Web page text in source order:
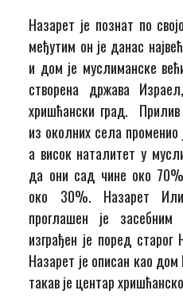
Назарет је познат по
међутим он је данас
и дом је муслиманске
створена држава
хришћански град.
из околних села
а висок наталитет у
да они сад чине око
око 30%. Назарет
проглашен је
изграђен је поред
Назарет је описан као
такав је центар